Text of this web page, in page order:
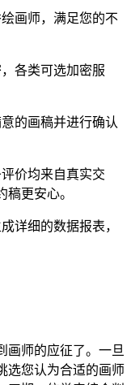
画师，满足您的不
各类可选加密服
的画稿并进行确认
价均来自真实交
更安心。
细的数据报表，
师的应征了。一旦
选您认为合适的画师